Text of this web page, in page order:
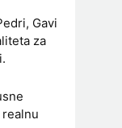
Gavi
za